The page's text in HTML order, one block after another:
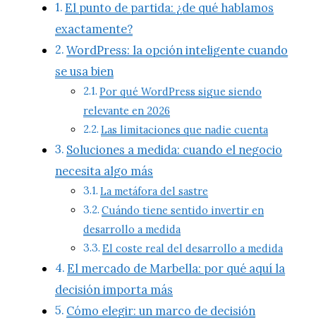
El punto de partida: ¿de qué hablamos
exactamente?
WordPress: la opción inteligente cuando
se usa bien
Por qué WordPress sigue siendo
relevante en 2026
Las limitaciones que nadie cuenta
Soluciones a medida: cuando el negocio
necesita algo más
La metáfora del sastre
Cuándo tiene sentido invertir en
desarrollo a medida
El coste real del desarrollo a medida
El mercado de Marbella: por qué aquí la
decisión importa más
Cómo elegir: un marco de decisión